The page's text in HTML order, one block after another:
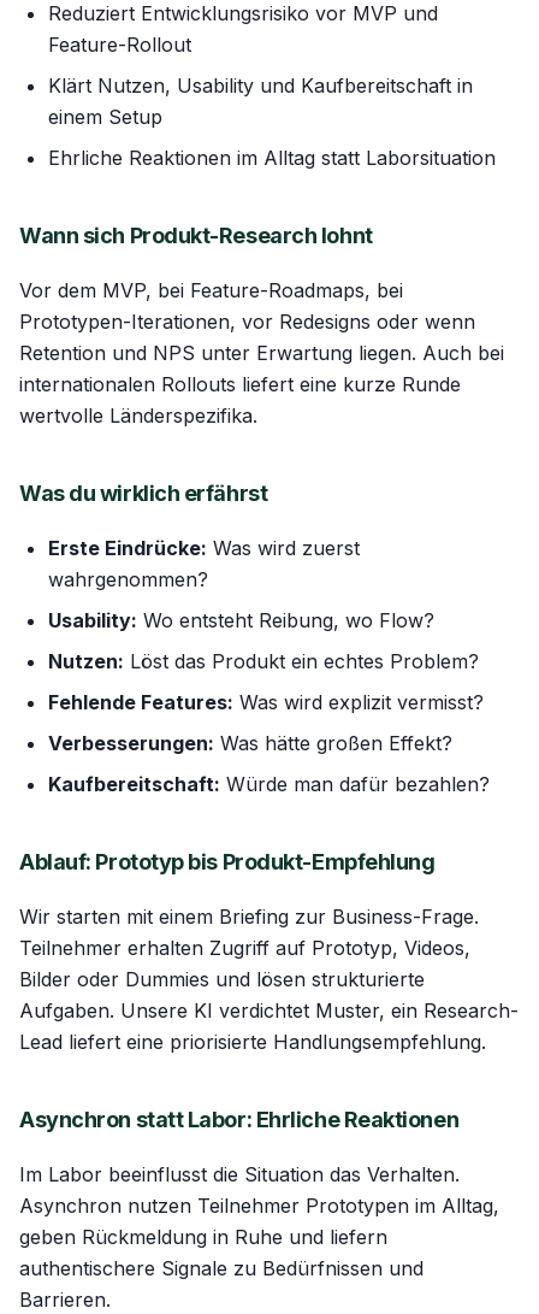
Reduziert Entwicklungsrisiko vor MVP und
Feature-Rollout
Klärt Nutzen, Usability und Kaufbereitschaft in
einem Setup
Ehrliche Reaktionen im Alltag statt Laborsituation
Wann sich Produkt-Research lohnt
Vor dem MVP, bei Feature-Roadmaps, bei
Prototypen-Iterationen, vor Redesigns oder wenn
Retention und NPS unter Erwartung liegen. Auch bei
internationalen Rollouts liefert eine kurze Runde
wertvolle Länderspezifika.
Was du wirklich erfährst
Erste Eindrücke: Was wird zuerst
wahrgenommen?
Usability: Wo entsteht Reibung, wo Flow?
Nutzen: Löst das Produkt ein echtes Problem?
Fehlende Features: Was wird explizit vermisst?
Verbesserungen: Was hätte großen Effekt?
Kaufbereitschaft: Würde man dafür bezahlen?
Ablauf: Prototyp bis Produkt-Empfehlung
Wir starten mit einem Briefing zur Business-Frage.
Teilnehmer erhalten Zugriff auf Prototyp, Videos,
Bilder oder Dummies und lösen strukturierte
Aufgaben. Unsere KI verdichtet Muster, ein Research-
Lead liefert eine priorisierte Handlungsempfehlung.
Asynchron statt Labor: Ehrliche Reaktionen
Im Labor beeinflusst die Situation das Verhalten.
Asynchron nutzen Teilnehmer Prototypen im Alltag,
geben Rückmeldung in Ruhe und liefern
authentischere Signale zu Bedürfnissen und
Barrieren.